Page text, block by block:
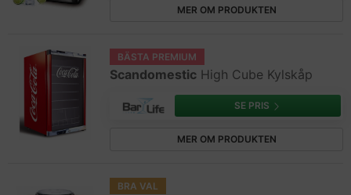
MER OM PRODUKTEN
BÄSTA PREMIUM
Scandomestic High Cube Kylskåp
SE PRIS
MER OM PRODUKTEN
BRA VAL